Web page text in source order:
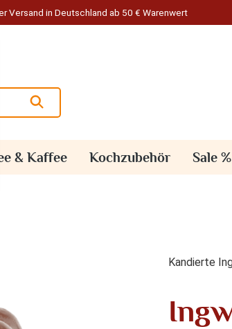
Versand in Deutschland ab 50 € Warenwert
& Kaffee Kochzubehör Sale %
Kandierte